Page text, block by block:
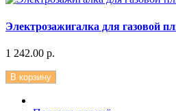
Электрозажигалка для газовой
1 242.00 р.
В корзину